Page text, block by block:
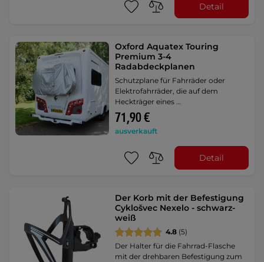
Detail
Oxford Aquatex Touring
Premium 3-4
Radabdeckplanen
Schutzplane für Fahrräder oder
Elektrofahrräder, die auf dem
Heckträger eines …
71,90 €
ausverkauft
Detail
Der Korb mit der Befestigung
Cyklošvec Nexelo - schwarz-
weiß
4.8 (5)
Der Halter für die Fahrrad-Flasche
mit der drehbaren Befestigung zum